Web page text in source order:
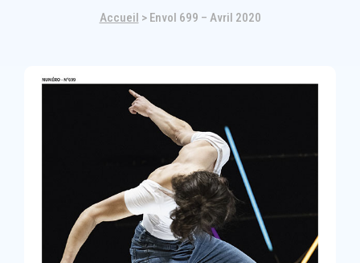
Accueil > Envol 699 – Avril 2020